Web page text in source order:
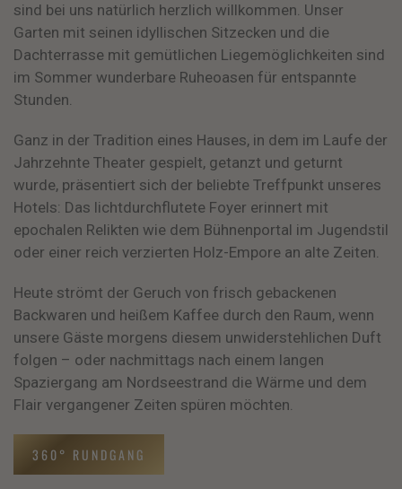
sind bei uns natürlich herzlich willkommen. Unser
Garten mit seinen idyllischen Sitzecken und die
Dachterrasse mit gemütlichen Liegemöglichkeiten sind
im Sommer wunderbare Ruheoasen für entspannte
Stunden.
Ganz in der Tradition eines Hauses, in dem im Laufe der
Jahrzehnte Theater gespielt, getanzt und geturnt
wurde, präsentiert sich der beliebte Treffpunkt unseres
Hotels: Das lichtdurchflutete Foyer erinnert mit
epochalen Relikten wie dem Bühnenportal im Jugendstil
oder einer reich verzierten Holz-Empore an alte Zeiten.
Heute strömt der Geruch von frisch gebackenen
Backwaren und heißem Kaffee durch den Raum, wenn
unsere Gäste morgens diesem unwiderstehlichen Duft
folgen – oder nachmittags nach einem langen
Spaziergang am Nordseestrand die Wärme und dem
Flair vergangener Zeiten spüren möchten.
360° RUNDGANG